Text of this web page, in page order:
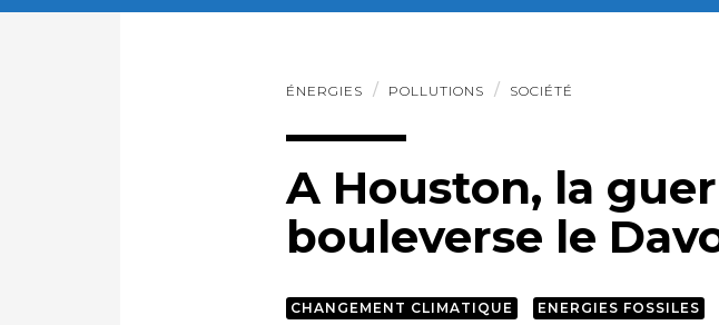
ÉNERGIES POLLUTIONS SOCIÉTÉ
A Houston, la
bouleverse le
CHANGEMENT CLIMATIQUE ENERGIES FOSSILES